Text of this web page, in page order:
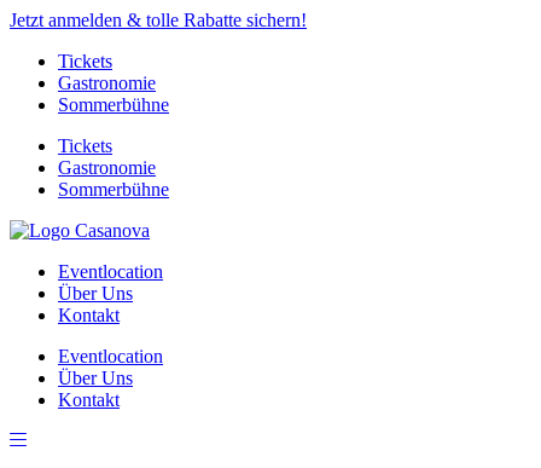
Jetzt anmelden & tolle Rabatte sichern!
Tickets
Gastronomie
Sommerbühne
Tickets
Gastronomie
Sommerbühne
Eventlocation
Über Uns
Kontakt
Eventlocation
Über Uns
Kontakt